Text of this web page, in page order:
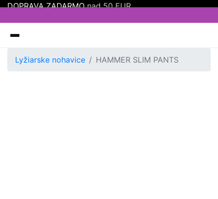
DOPRAVA ZADARMOnad 50 EUR
Oneill
Lyžiarske nohavice HAMMER SLIM PANTS